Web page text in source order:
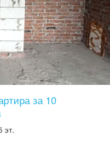
за 10
эт.